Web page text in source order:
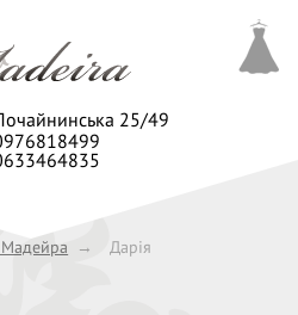
25/49
Мадейра → Дарія